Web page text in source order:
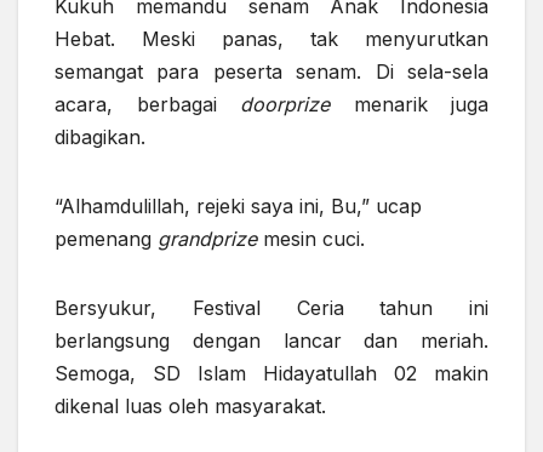
Kukuh memandu senam Anak Indonesia
Hebat. Meski panas, tak menyurutkan
semangat para peserta senam. Di sela-sela
acara, berbagai doorprize menarik juga
dibagikan.
“Alhamdulillah, rejeki saya ini, Bu,” ucap
pemenang grandprize mesin cuci.
Bersyukur, Festival Ceria tahun ini
berlangsung dengan lancar dan meriah.
Semoga, SD Islam Hidayatullah 02 makin
dikenal luas oleh masyarakat.